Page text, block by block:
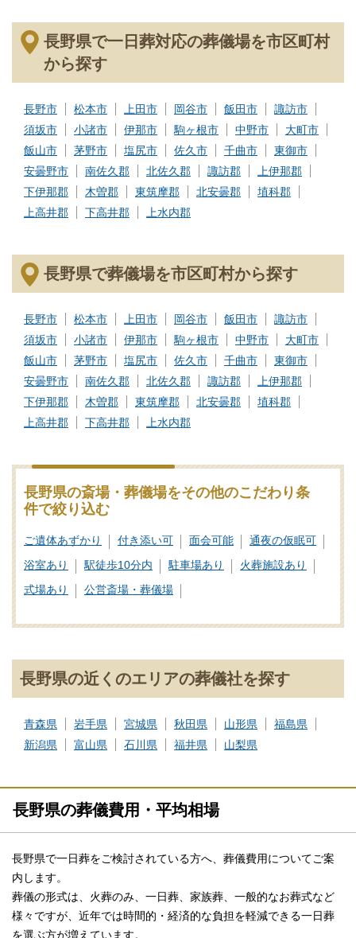
長野県で一日葬対応の葬儀場を市区町村
から探す
長野市 松本市 上田市 岡谷市 飯田市
諏訪市
須坂市
小諸市 伊那市 駒ヶ根市 中野市
大町市
飯山市
茅野市 塩尻市 佐久市 千曲市
東御市
安曇野市
南佐久郡 北佐久郡 諏訪郡
上伊那郡
下伊那郡
木曽郡 東筑摩郡 北安曇郡
埴科郡
上高井郡
下高井郡 上水内郡
長野県で葬儀場を市区町村から探す
長野市 松本市 上田市 岡谷市 飯田市
諏訪市
須坂市
小諸市 伊那市 駒ヶ根市 中野市
大町市
飯山市
茅野市 塩尻市 佐久市 千曲市
東御市
安曇野市
南佐久郡 北佐久郡 諏訪郡
上伊那郡
下伊那郡
木曽郡 東筑摩郡 北安曇郡
埴科郡
上高井郡
下高井郡 上水内郡
長野県の斎場・葬儀場をその他のこだわり条
件で絞り込む
ご遺体あずかり 付き添い可 面会可能
通夜の仮眠可
浴室あり
駅徒歩10分内 駐車場あり
火葬施設あり
式場あり
公営斎場・葬儀場
長野県の近くのエリアの葬儀社を探す
青森県 岩手県 宮城県 秋田県 山形県
福島県
新潟県
富山県 石川県 福井県 山梨県
長野県の葬儀費用・平均相場
長野県で一日葬をご検討されている方へ、葬儀費用についてご案
内します。
葬儀の形式は、火葬のみ、一日葬、家族葬、一般的なお葬式など
様々ですが、近年では時間的・経済的な負担を軽減できる一日葬
を選ぶ方が増えています。